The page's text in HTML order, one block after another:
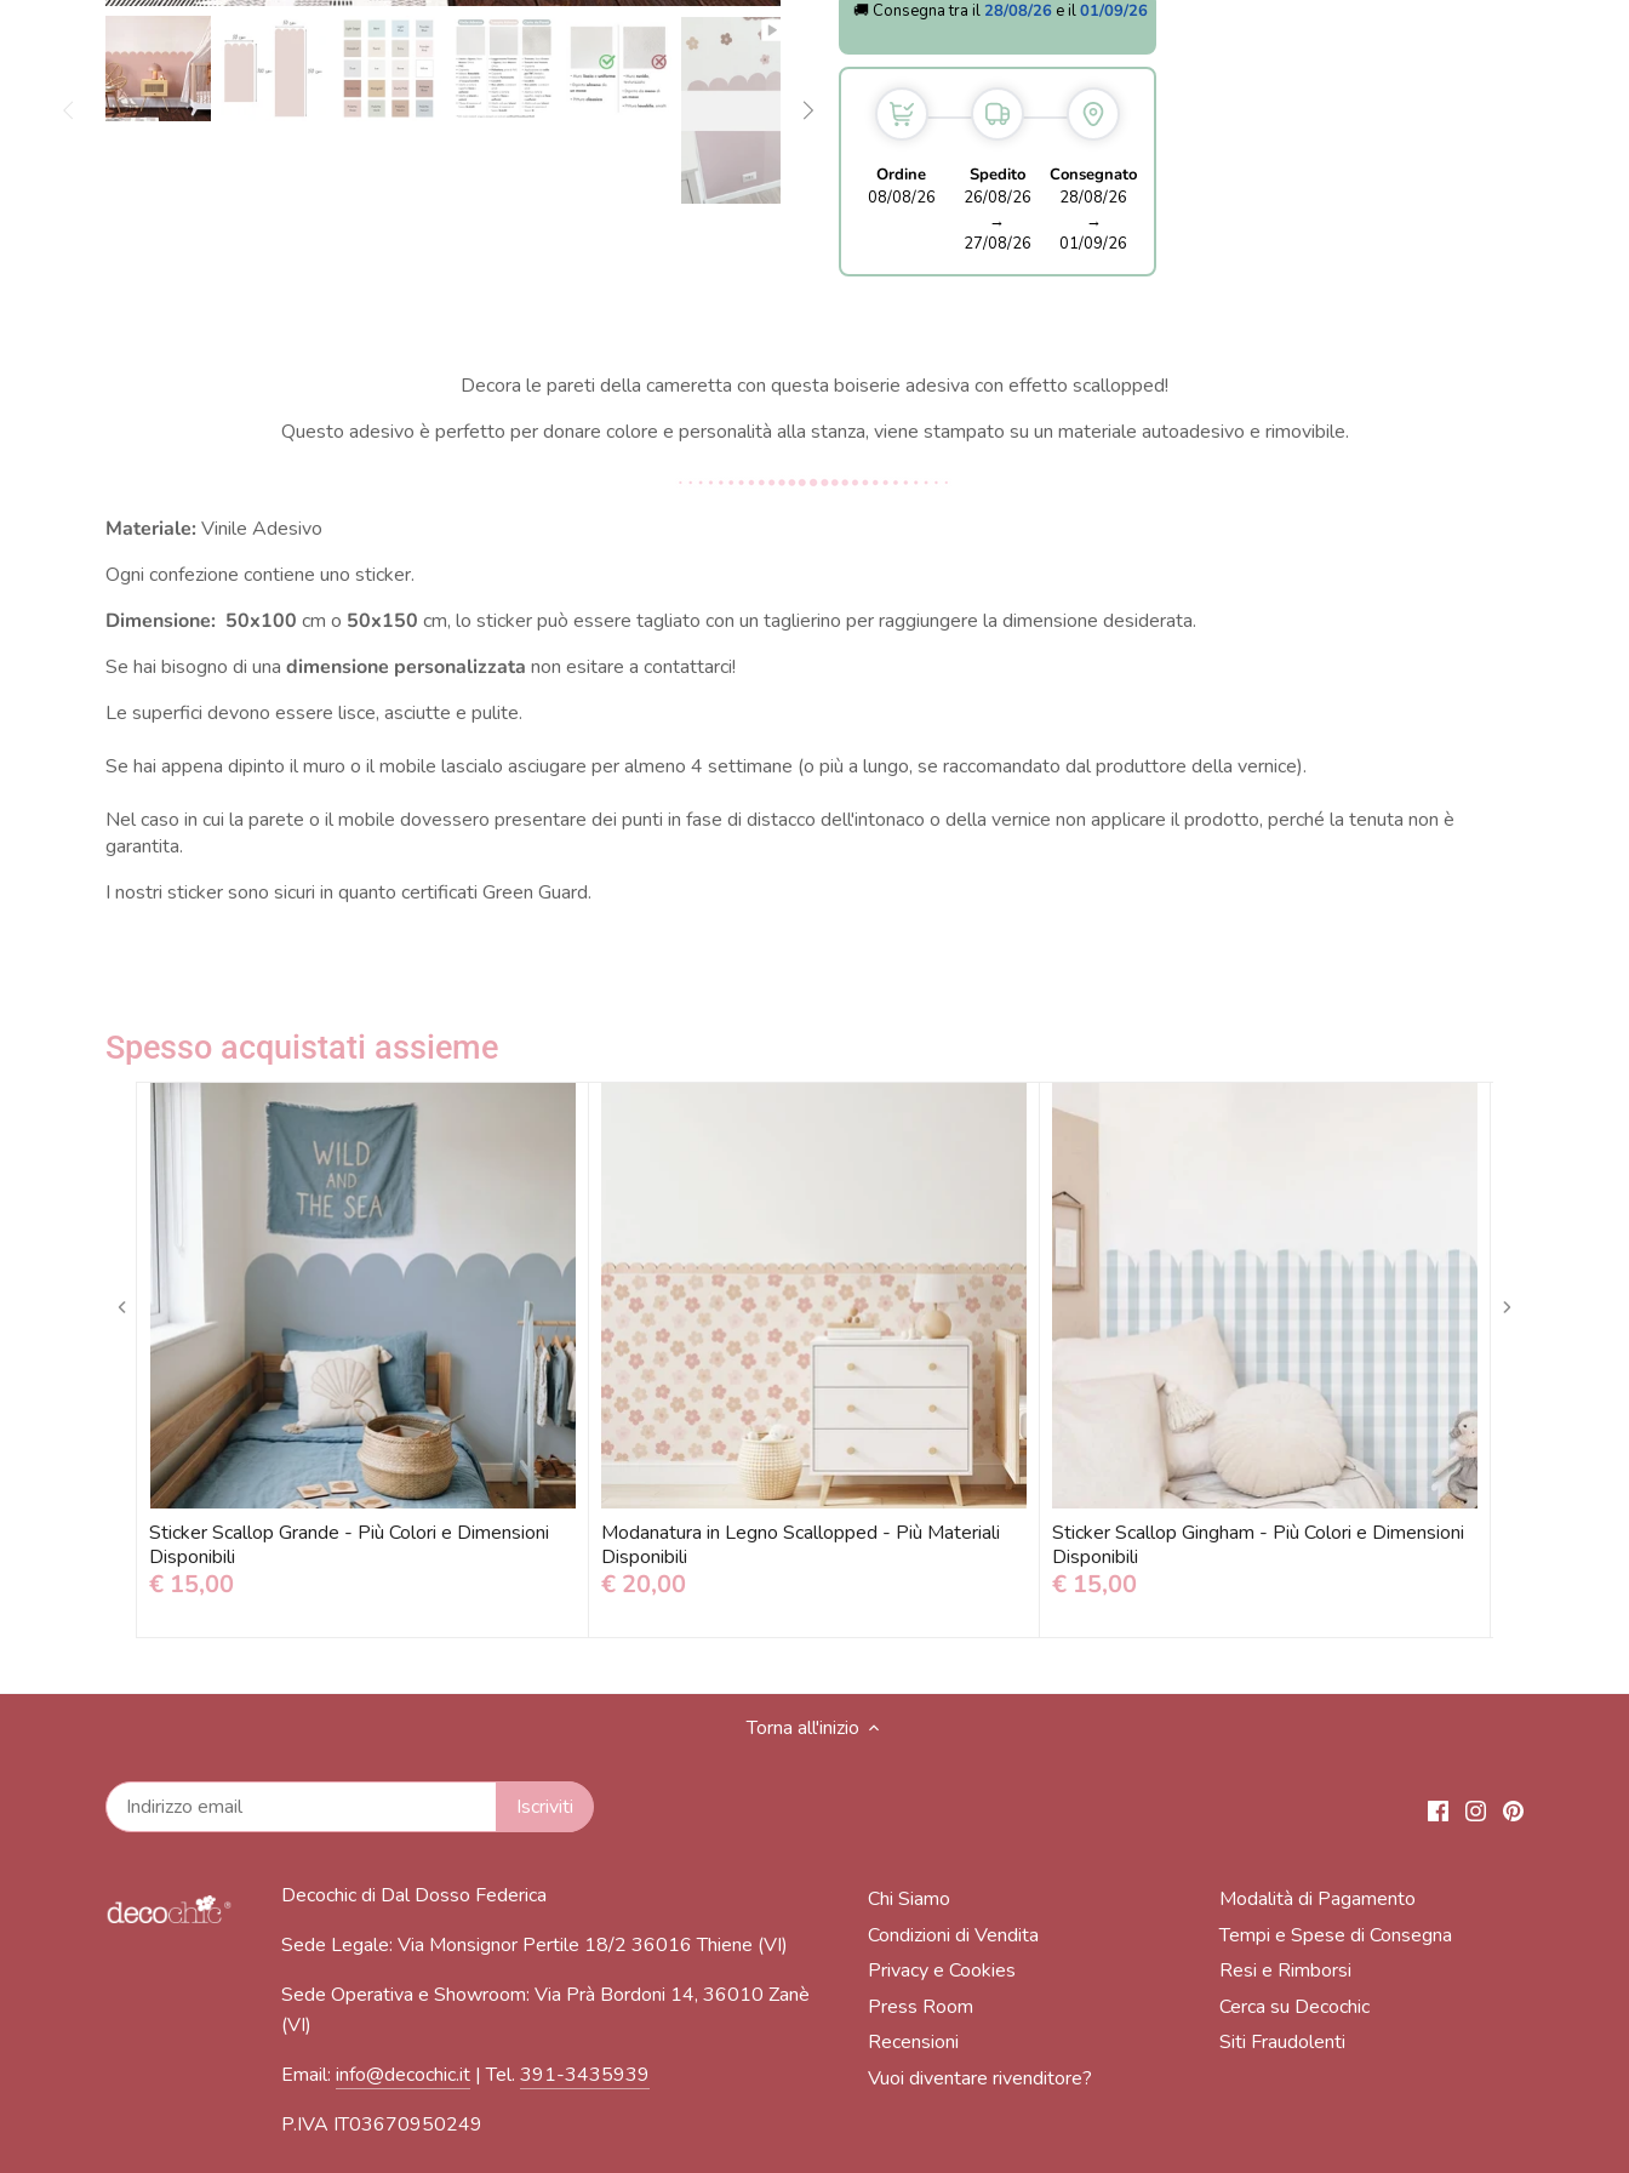
🚚 Consegna tra il 28/08/26 e il01/09/26
Ordine
08/08/26
Spedito
26/08/26
→
27/08/26
Consegnato
28/08/26
→
01/09/26
Decora le pareti della cameretta con questa boiserie adesiva con effetto scallopped!
Questo adesivo è perfetto per donare colore e personalità alla stanza, viene stampato su un materiale autoadesivo e rimovibile.
Materiale: Vinile Adesivo
Ogni confezione contiene uno sticker.
Dimensione: 50x100 cm o 50x150 cm, lo sticker può essere tagliato con un taglierino per raggiungere la dimensione desiderata.
Se hai bisogno di unadimensione personalizzata non esitare a contattarci!
Le superfici devono essere lisce, asciutte e pulite.
Se hai appena dipinto il muro o il mobile lascialo asciugare per almeno 4 settimane (o più a lungo, se raccomandato dal produttore della vernice).
Nel caso in cui la parete o il mobile dovessero presentare dei punti in fase di distacco dell'intonaco o della vernice non applicare il prodotto, perché la tenuta non è
garantita.
I nostri sticker sono sicuri in quanto certificati Green Guard.
Spesso acquistati assieme
Sticker Scallop Grande - Più Colori e Dimensioni
Disponibili
€ 15,00
Modanatura in Legno Scallopped - Più Materiali
Disponibili
€ 20,00
Sticker Scallop Gingham - Più Colori e Dimensioni
Disponibili
€ 15,00
Torna all'inizio
Decochic di Dal Dosso Federica
Sede Legale: Via Monsignor Pertile 18/2 36016 Thiene (VI)
Sede Operativa e Showroom: Via Prà Bordoni 14, 36010 Zanè
(VI)
Email:info@decochic.it | Tel.391-3435939
P.IVA IT03670950249
Chi Siamo
Condizioni di Vendita
Privacy e Cookies
Press Room
Recensioni
Vuoi diventare rivenditore?
Modalità di Pagamento
Tempi e Spese di Consegna
Resi e Rimborsi
Cerca su Decochic
Siti Fraudolenti